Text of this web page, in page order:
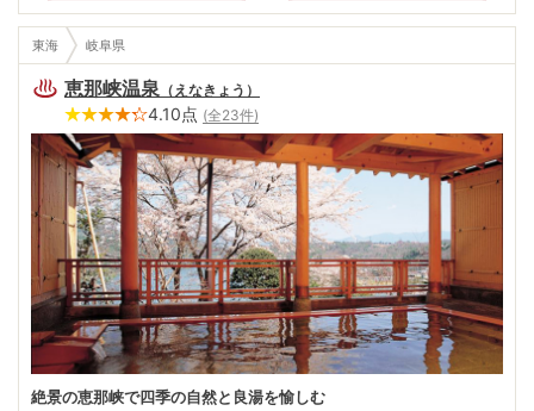
東海 岐阜県
恵那峡温泉 （ えなきょう ）
4.10点 (全23件)
絶景の恵那峡で四季の自然と良湯を愉しむ